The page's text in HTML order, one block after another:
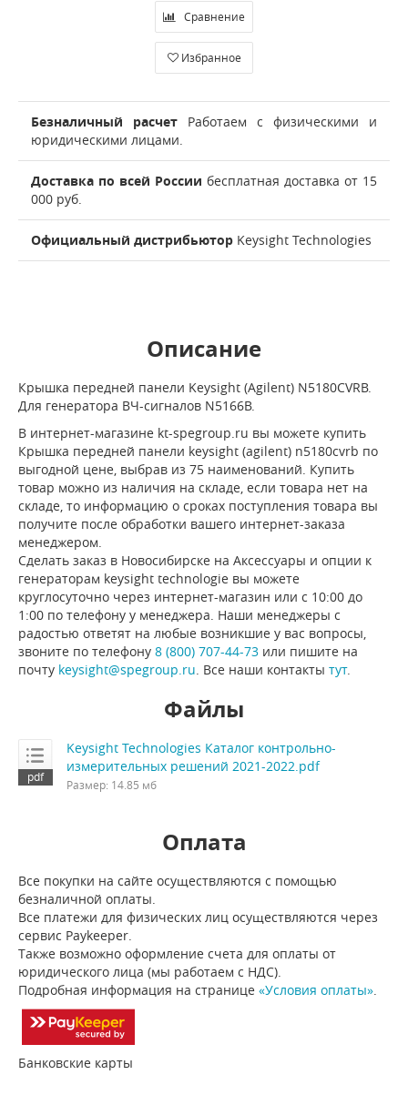
Сравнение
Избранное
Безналичный расчет Работаем с физическими и
юридическими лицами.
Доставка по всей России бесплатная доставка от 15
000 руб.
Официальный дистрибьютор Keysight Technologies
Описание
Крышка передней панели Keysight (Agilent) N5180CVRB.
Для генератора ВЧ-сигналов N5166B.
В интернет-магазине kt-spegroup.ru вы можете купить
Крышка передней панели keysight (agilent) n5180cvrb по
выгодной цене, выбрав из 75 наименований. Купить
товар можно из наличия на складе, если товара нет на
складе, то информацию о сроках поступления товара вы
получите после обработки вашего интернет-заказа
менеджером.
Сделать заказ в Новосибирске на Аксессуары и опции к
генераторам keysight technologie вы можете
круглосуточно через интернет-магазин или с 10:00 до
1:00 по телефону у менеджера. Наши менеджеры с
радостью ответят на любые возникшие у вас вопросы,
звоните по телефону 8 (800) 707-44-73 или пишите на
почту keysight@spegroup.ru. Все наши контакты тут.
Файлы
Keysight Technologies Каталог контрольно-
измерительных решений 2021-2022.pdf
Размер: 14.85 мб
Оплата
Все покупки на сайте осуществляются с помощью
безналичной оплаты.
Все платежи для физических лиц осуществляются через
сервис Paykeeper.
Также возможно оформление счета для оплаты от
юридического лица (мы работаем с НДС).
Подробная информация на странице «Условия оплаты».
Банковские карты